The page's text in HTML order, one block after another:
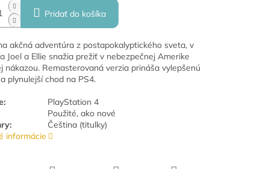
Pridať do košíka
akčná adventúra z postapokalyptického sveta, v
Joel a Ellie snažia prežiť v nebezpečnej Amerike
nákazou. Remasterovaná verzia prináša vylepšenú
plynulejší chod na PS4.
PlayStation 4
Použité, ako nové
Čeština (titulky)
informácie